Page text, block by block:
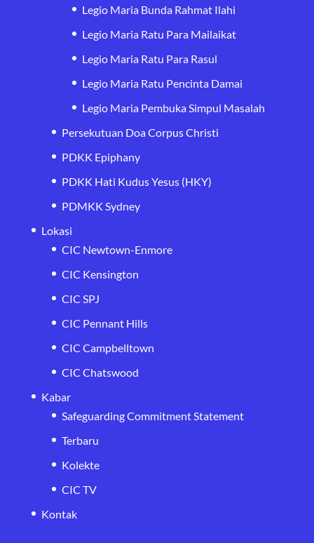
Legio Maria Bunda Rahmat Ilahi
Legio Maria Ratu Para Mailaikat
Legio Maria Ratu Para Rasul
Legio Maria Ratu Pencinta Damai
Legio Maria Pembuka Simpul Masalah
Persekutuan Doa Corpus Christi
PDKK Epiphany
PDKK Hati Kudus Yesus (HKY)
PDMKK Sydney
Lokasi
CIC Newtown-Enmore
CIC Kensington
CIC SPJ
CIC Pennant Hills
CIC Campbelltown
CIC Chatswood
Kabar
Safeguarding Commitment Statement
Terbaru
Kolekte
CIC TV
Kontak